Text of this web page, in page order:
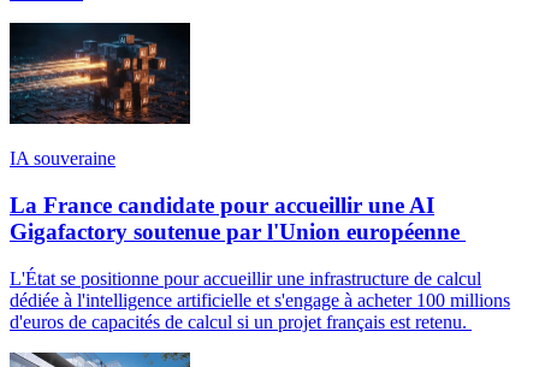
IA souveraine
La France candidate pour accueillir une AI
Gigafactory soutenue par l'Union européenne
L'État se positionne pour accueillir une infrastructure de calcul
dédiée à l'intelligence artificielle et s'engage à acheter 100 millions
d'euros de capacités de calcul si un projet français est retenu.